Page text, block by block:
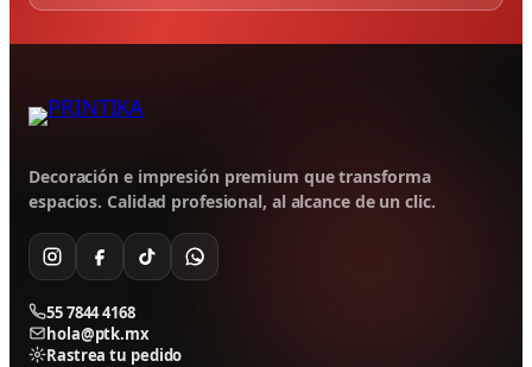
Decoración e impresión premium que transforma
espacios. Calidad profesional, al alcance de un clic.
55 7844 4168
hola@ptk.mx
Rastrea tu pedido